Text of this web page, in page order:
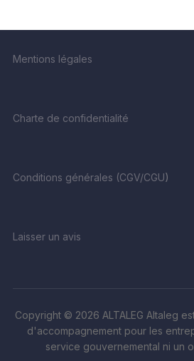
Mentions légales
Charte de confidentialité
Conditions générales (CGV/CGU)
Laisser un avis
Copyright © 2026 ALTALEG Altaleg
d'accompagnement pour les
service gouvernemental ni un